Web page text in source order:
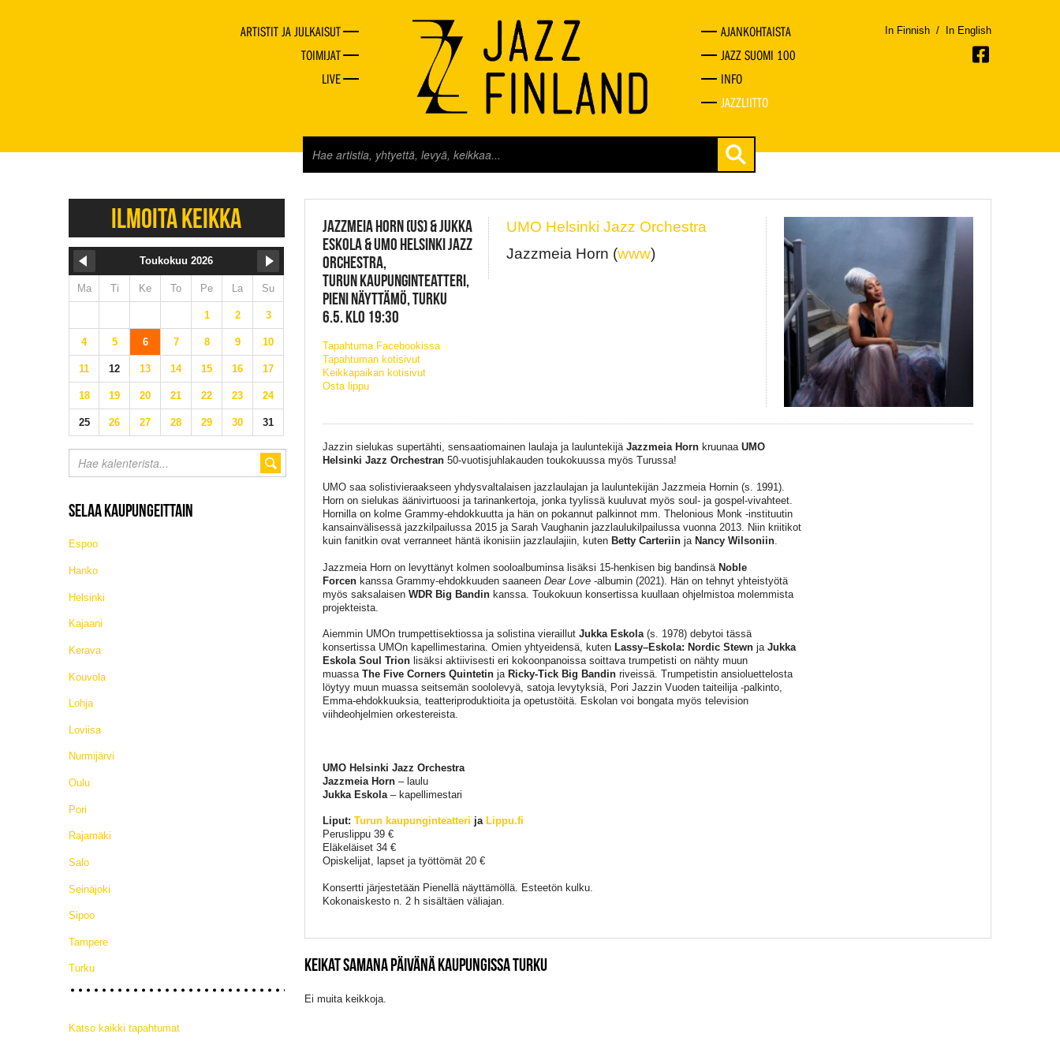
ARTISTIT JA JULKAISUT
TOIMIJAT
LIVE
AJANKOHTAISTA
JAZZ SUOMI 100
INFO
JAZZLIITTO
In Finnish / In English
JAZZ FINLAND LIVE
JAZZMEIA HORN (US) & JUKKA
ESKOLA & UMO HELSINKI JAZZ
ORCHESTRA,
TURUN KAUPUNGINTEATTERI,
PIENI NÄYTTÄMÖ, TURKU
6.5. KLO 19:30
Tapahtuma Facebookissa
Tapahtuman kotisivut
Keikkapaikan kotisivut
Osta lippu
UMO Helsinki Jazz Orchestra
Jazzmeia Horn (www)
Jazzin sielukas supertähti, sensaatiomainen laulaja ja lauluntekijä Jazzmeia Hornkruunaa UMO
Helsinki Jazz Orchestran50-vuotisjuhlakauden toukokuussa myös Turussa!
UMO saa solistivieraakseen yhdysvaltalaisen jazzlaulajan ja lauluntekijän Jazzmeia Hornin (s. 1991).
Horn on sielukas äänivirtuoosi ja tarinankertoja, jonka tyylissä kuuluvat myös soul- ja gospel-vivahteet.
Hornilla on kolme Grammy-ehdokkuutta ja hän on pokannut palkinnot mm. Thelonious Monk -instituutin
kansainvälisessä jazzkilpailussa 2015 ja Sarah Vaughanin jazzlaulukilpailussa vuonna 2013. Niin kriitikot
kuin fanitkin ovat verranneet häntä ikonisiin jazzlaulajiin, kutenBetty Carteriinja Nancy Wilsoniin.
Jazzmeia Horn on levyttänyt kolmen sooloalbuminsa lisäksi 15-henkisen big bandinsä Noble
Forcenkanssa Grammy-ehdokkuuden saaneen Dear Love-albumin (2021). Hän on tehnyt yhteistyötä
myös saksalaisen WDR Big Bandinkanssa. Toukokuun konsertissa kuullaan ohjelmistoa molemmista
projekteista.
Aiemmin UMOn trumpettisektiossa ja solistina vieraillut Jukka Eskola(s. 1978) debytoi tässä
konsertissa UMOn kapellimestarina. Omien yhtyeidensä, kuten Lassy–Eskola: Nordic Stewnja Jukka
Eskola Soul Trionlisäksi aktiivisesti eri kokoonpanoissa soittava trumpetisti on nähty muun
muassa The Five Corners Quintetinja Ricky-Tick Big Bandinriveissä. Trumpetistin ansioluettelosta
löytyy muun muassa seitsemän soololevyä, satoja levytyksiä, Pori Jazzin Vuoden taiteilija -palkinto,
Emma-ehdokkuuksia, teatteriproduktioita ja opetustöitä. Eskolan voi bongata myös television
viihdeohjelmien orkestereista.
UMO Helsinki Jazz Orchestra
Jazzmeia Horn– laulu
Jukka Eskola– kapellimestari
Liput: Turun kaupunginteatteri ja Lippu.fi
Peruslippu 39 €
Eläkeläiset 34 €
Opiskelijat, lapset ja työttömät 20 €
Konsertti järjestetään Pienellä näyttämöllä. Esteetön kulku.
Kokonaiskesto n. 2 h sisältäen väliajan.
KEIKAT SAMANA PÄIVÄNÄ KAUPUNGISSA TURKU
Ei muita keikkoja.
ILMOITA KEIKKA
Toukokuu 2026
Ma Ti Ke To Pe La Su
1 2 3
4 5 6 7 8 9 10
11 12 13 14 15 16 17
18 19 20 21 22 23 24
25 26 27 28 29 30 31
SELAA KAUPUNGEITTAIN
Espoo
Hanko
Helsinki
Kajaani
Kerava
Kouvola
Lohja
Loviisa
Nurmijärvi
Oulu
Pori
Rajamäki
Salo
Seinäjoki
Sipoo
Tampere
Turku
Katso kaikki tapahtumat